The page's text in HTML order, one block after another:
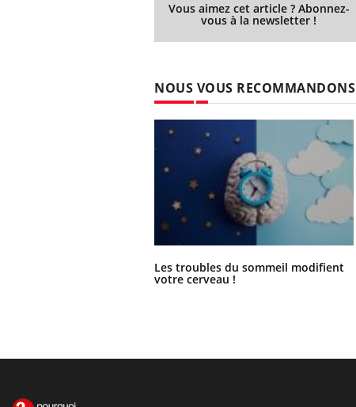
Vous aimez cet article ? Abonnez-
vous à la newsletter !
NOUS VOUS RECOMMANDONS
Les troubles du sommeil modifient
votre cerveau !